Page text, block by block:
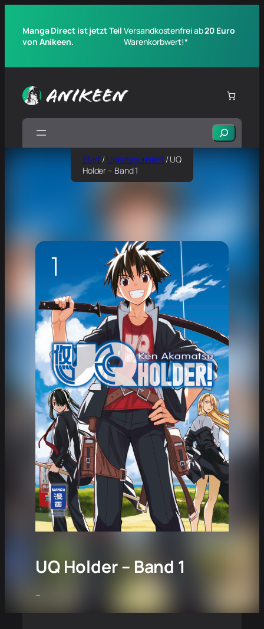
Manga Direct ist jetzt Teil
von Anikeen.
Versandkostenfrei ab20 Euro
Warenkorbwert!*
Suchen
Start / Unkategorisiert/ UQ
Holder – Band 1
UQ Holder – Band 1
–